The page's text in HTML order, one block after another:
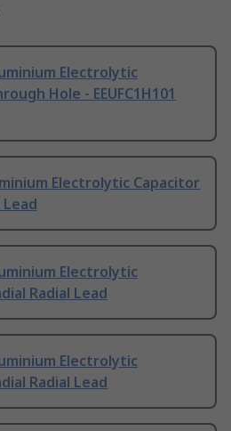
Electrolytic
Hole - EEUFC1H101
Electrolytic Capacitor
Lead
Electrolytic
Radial Lead
Electrolytic
Radial Lead